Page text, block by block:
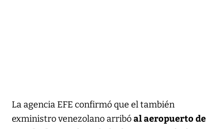
La agencia EFE confirmó que el también
exministro venezolano arribóal aeropuerto de